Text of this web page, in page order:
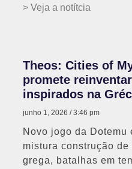
> Veja a notítcia
Theos: Cities of
promete
inspirados na
junho 1, 2026 3:46 pm
Novo jogo da
mistura construção
grega, batalhas em